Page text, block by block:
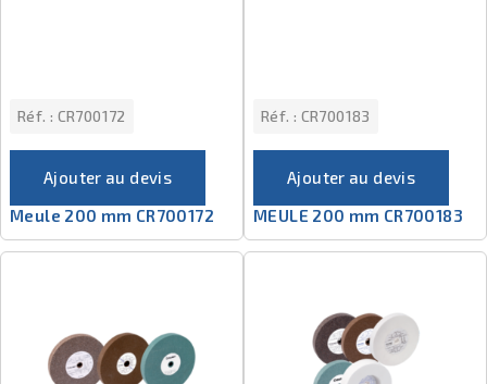
Réf. : CR700172
Ajouter au devis
Meule 200 mm CR700172
Réf. : CR700183
Ajouter au devis
MEULE 200 mm CR700183